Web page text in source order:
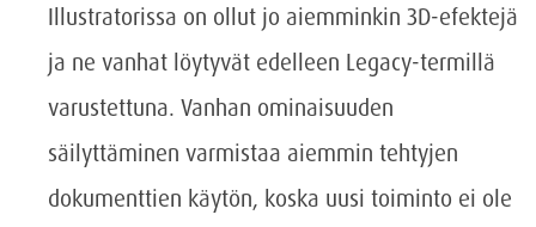
Illustratorissa on ollut jo aiemminkin 3D-efektejä
ja ne vanhat löytyvät edelleen Legacy-termillä
varustettuna. Vanhan ominaisuuden
säilyttäminen varmistaa aiemmin tehtyjen
dokumenttien käytön, koska uusi toiminto ei ole